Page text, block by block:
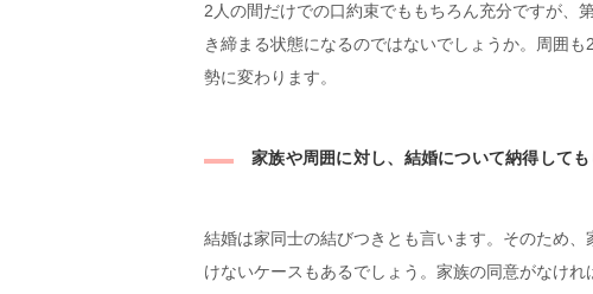
2人の間だけでの口約束でももちろん充分ですが、
き締まる状態になるのではないでしょうか。周囲
勢に変わります。
家族や周囲に対し、結婚について納得しても
結婚は家同士の結びつきとも言います。そのため
けないケースもあるでしょう。家族の同意がなけ